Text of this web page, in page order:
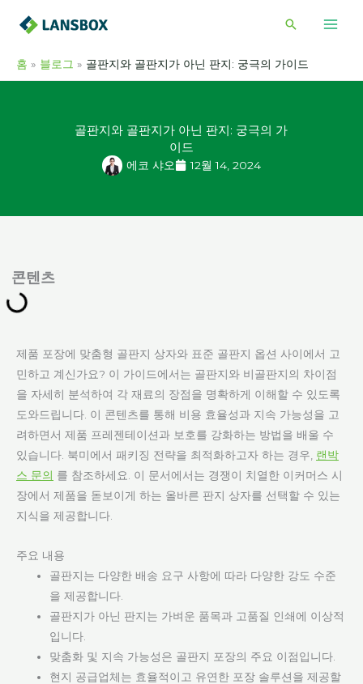
검
홈 블로그 골판지와 골판지가 아닌 판지: 궁극의 가이드
골판지와 골판지가 아닌 판지: 궁극의 가
이드
에코 샤오 12월 14, 2024
텐츠
제품 포장에 맞춤형 골판지 상자와 표준 골판지 옵션 사이에서 고
민하고 계신가요? 이 가이드에서는 골판지와 비골판지의 차이점
을 자세히 분석하여 각 재료의 장점을 명확하게 이해할 수 있도록
도와드립니다. 이 콘텐츠를 통해 비용 효율성과 지속 가능성을 고
려하면서 제품 프레젠테이션과 보호를 강화하는 방법을 배울 수
있습니다. 북미에서 패키징 전략을 최적화하고자 하는 경우, 랜박
스 문의 를 참조하세요. 이 문서에서는 경쟁이 치열한 이커머스 시
장에서 제품을 돋보이게 하는 올바른 판지 상자를 선택할 수 있는
지식을 제공합니다.
주요 내용
골판지는 다양한 배송 요구 사항에 따라 다양한 강도 수준
을 제공합니다.
골판지가 아닌 판지는 가벼운 품목과 고품질 인쇄에 이상적
입니다.
맞춤화 및 지속 가능성은 골판지 포장의 주요 이점입니다.
현지 공급업체는 효율적이고 유연한 포장 솔루션을 제공할